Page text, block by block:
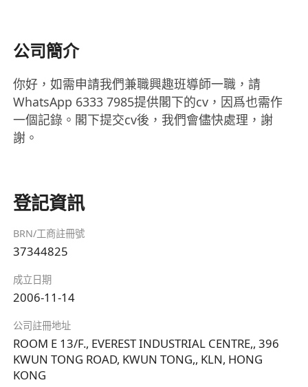
公司簡介
你好，如需申請我們兼職興趣班導師一職，請
WhatsApp 6333 7985提供閣下的cv，因爲也需作
一個記錄。閣下提交cv後，我們會儘快處理，謝
謝。
登記資訊
BRN/工商註冊號
37344825
成立日期
2006-11-14
公司註冊地址
ROOM E 13/F., EVEREST INDUSTRIAL CENTRE,, 396
KWUN TONG ROAD, KWUN TONG,, KLN, HONG
KONG